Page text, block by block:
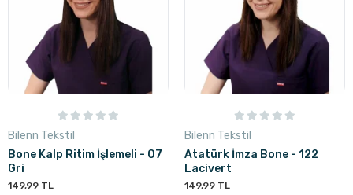
Bilenn Tekstil
Bone Kalp Ritim İşlemeli - 07
Gri
149,99 TL
Bilenn Tekstil
Atatürk İmza Bone - 122
Lacivert
149,99 TL